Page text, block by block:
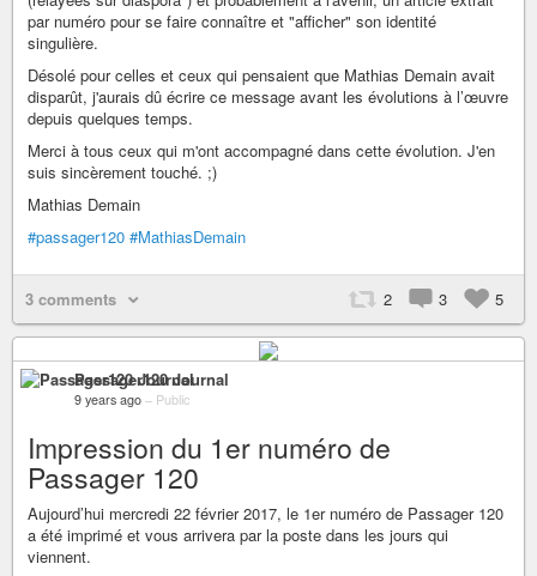
par numéro pour se faire connaître et "afficher" son identité
singulière.
Désolé pour celles et ceux qui pensaient que Mathias Demain avait
disparût, j'aurais dû écrire ce message avant les évolutions à l’œuvre
depuis quelques temps.
Merci à tous ceux qui m'ont accompagné dans cette évolution. J'en
suis sincèrement touché. ;)
Mathias Demain
#passager120 #MathiasDemain
3 comments 2 3 5
Passager120 Journal
9 years ago – Public
Impression du 1er numéro de
Passager 120
Aujourd’hui mercredi 22 février 2017, le 1er numéro de Passager 120
a été imprimé et vous arrivera par la poste dans les jours qui
viennent.